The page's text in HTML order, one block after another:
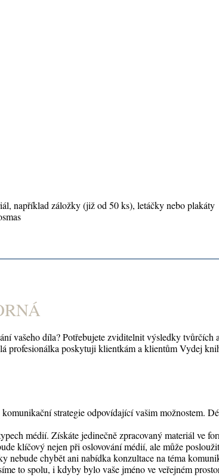
například záložky (již od 50 ks), letáčky nebo plakáty
vašeho díla? Potřebujete zviditelnit výsledky tvůrčích
profesionálka poskytuji klientkám a klientům Vydej
strategie odpovídající vašim možnostem.
médií. Získáte jedinečně zpracovaný materiál ve
klíčový nejen při oslovování médií, ale může
nebude chybět ani nabídka konzultace na téma
to spolu, i kdyby bylo vaše jméno ve veřejném